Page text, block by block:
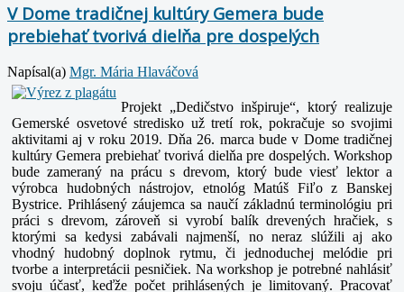
V Dome tradičnej kultúry Gemera bude
prebiehať tvorivá dielňa pre dospelých
Napísal(a) Mgr. Mária Hlaváčová
Projekt „Dedičstvo inšpiruje“, ktorý realizuje
Gemerské osvetové stredisko už tretí rok, pokračuje so svojimi
aktivitami aj v roku 2019. Dňa 26. marca bude v Dome tradičnej
kultúry Gemera prebiehať tvorivá dielňa pre dospelých. Workshop
bude zameraný na prácu s drevom, ktorý bude viesť lektor a
výrobca hudobných nástrojov, etnológ Matúš Fiľo z Banskej
Bystrice. Prihlásený záujemca sa naučí základnú terminológiu pri
práci s drevom, zároveň si vyrobí balík drevených hračiek, s
ktorými sa kedysi zabávali najmenší, no neraz slúžili aj ako
vhodný hudobný doplnok rytmu, či jednoduchej melódie pri
tvorbe a interpretácii pesničiek. Na workshop je potrebné nahlásiť
svoju účasť, keďže počet prihlásených je limitovaný. Pracovať